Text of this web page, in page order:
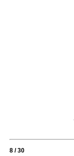
8 / 30